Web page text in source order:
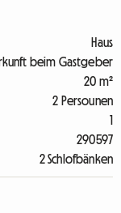
Haus
beim Gastgeber
20 m²
2 Persounen
1
290597
2 Schlofbänken